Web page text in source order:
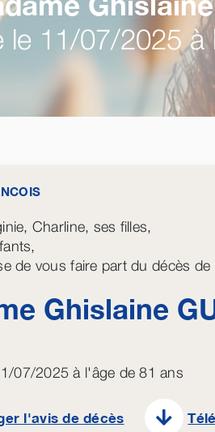
le 11/07/2025
Charline, ses filles,
de vous faire part du décès de
Ghislaine
07/2025 à l'âge de 81 ans
l'avis de décès